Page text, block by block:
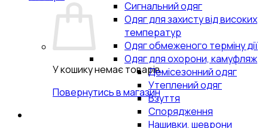
У кошику немає товарів.
Повернутись в магазин
Сигнальний одяг
Одяг для захисту від високих
температур
Одяг обмеженого терміну дії
Одяг для охорони, камуфляж
Демісезонний одяг
Утеплений одяг
Взуття
Спорядження
Нашивки, шеврони